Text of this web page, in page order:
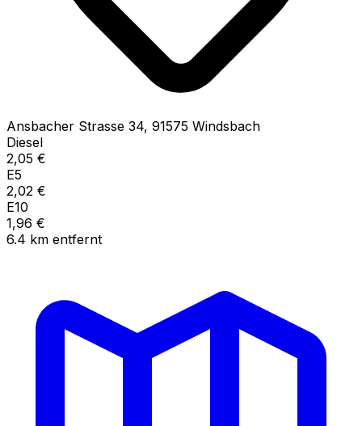
Ansbacher Strasse 34, 91575 Windsbach
Diesel
2,05 €
E5
2,02 €
E10
1,96 €
6.4 km entfernt